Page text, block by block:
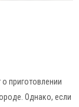
приготовлении
Однако, если